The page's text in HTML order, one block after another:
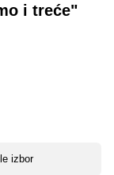
i treće"
izbor